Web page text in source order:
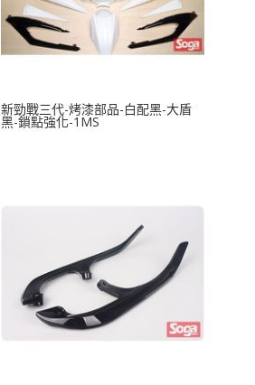
新勁戰三代-烤漆部品-白配黑-大盾
黑-鎖點強化-1MS